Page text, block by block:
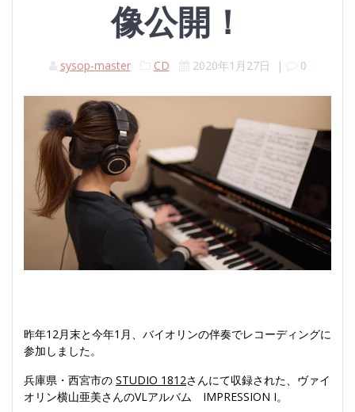
像公開！
sysop-master CD 2020年1月27日 | 0
昨年12月末と今年1月、バイオリンの伴奏でレコーディングに
参加しました。
兵庫県・西宮市の STUDIO 1812さんにて収録された、ヴァイ
オリン横山亜美さんのVLアルバム IMPRESSION I。